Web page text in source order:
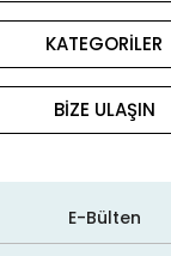
KATEGORİLER
BİZE ULAŞIN
E-Bülten